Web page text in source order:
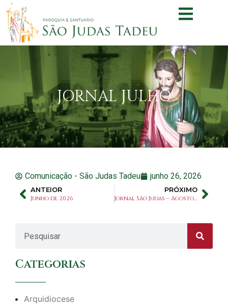
JORNAL JULHO
Comunicação - São Judas Tadeu junho 26, 2026
ANTEIOR
Junho de 2026
PRÓXIMO
Jornal São Judas – Agosto de 2026
Categorias
Arquidiocese